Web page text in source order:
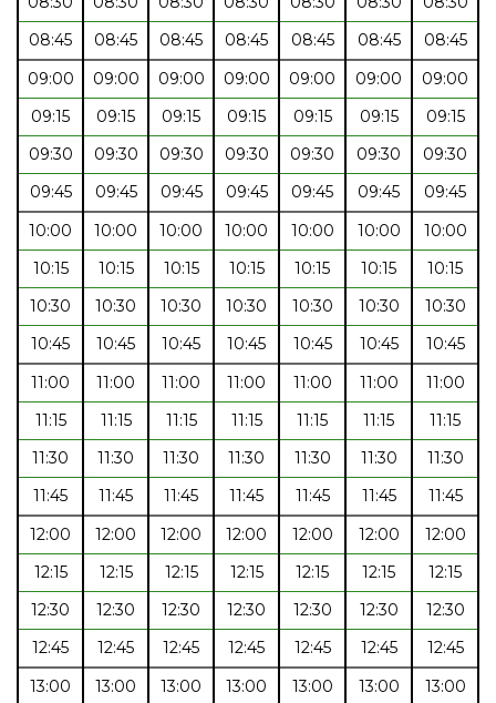
08:45
08:45 08:45 08:45 08:45 08:45
08:45
09:00
09:00 09:00 09:00 09:00 09:00
09:00
09:15
09:15 09:15 09:15 09:15 09:15
09:15
09:30
09:30 09:30 09:30 09:30 09:30
09:30
09:45
09:45 09:45 09:45 09:45 09:45
09:45
10:00
10:00 10:00 10:00 10:00 10:00
10:00
10:15
10:15 10:15 10:15 10:15 10:15
10:15
10:30
10:30 10:30 10:30 10:30 10:30
10:30
10:45
10:45 10:45 10:45 10:45 10:45
10:45
11:00
11:00 11:00 11:00 11:00 11:00
11:00
11:15
11:15 11:15 11:15 11:15 11:15
11:15
11:30
11:30 11:30 11:30 11:30 11:30
11:30
11:45
11:45 11:45 11:45 11:45 11:45
11:45
12:00
12:00 12:00 12:00 12:00 12:00
12:00
12:15
12:15 12:15 12:15 12:15 12:15
12:15
12:30
12:30 12:30 12:30 12:30 12:30
12:30
12:45
12:45 12:45 12:45 12:45 12:45
12:45
13:00
13:00 13:00 13:00 13:00 13:00
13:00